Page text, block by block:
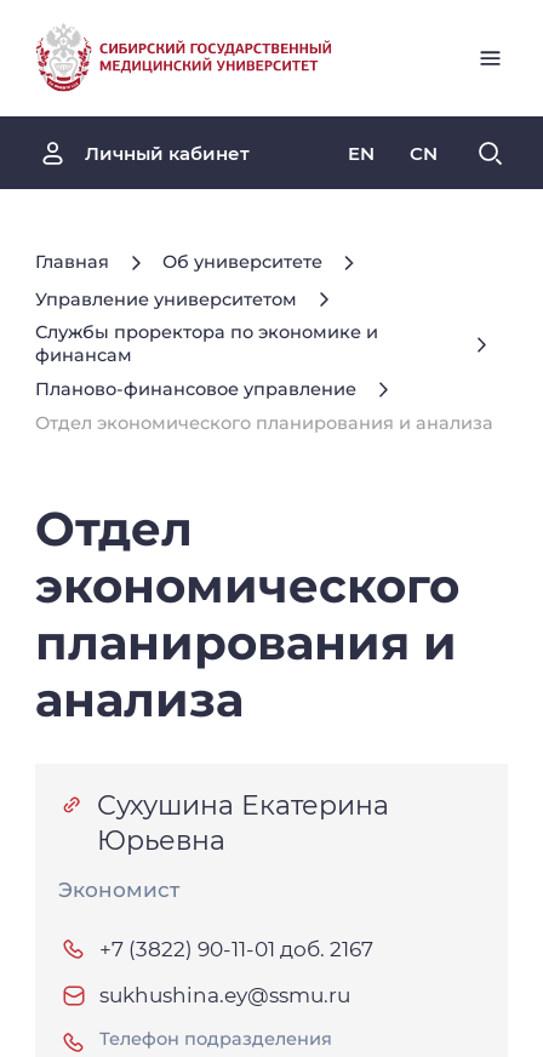
Личный кабинет EN CN
Главная
Об университете
Управление университетом
Службы проректора по экономике и
финансам
Планово-финансовое управление
Отдел экономического планирования и анализа
Отдел
экономического
планирования и
анализа
Сухушина Екатерина
Юрьевна
Экономист
+7 (3822) 90-11-01 доб. 2167
sukhushina.ey@ssmu.ru
Телефон подразделения